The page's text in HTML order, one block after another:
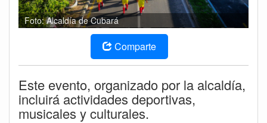
Foto: Alcaldía de Cubará
Comparte
Este evento, organizado por la alcaldía,
incluirá actividades deportivas,
musicales y culturales.